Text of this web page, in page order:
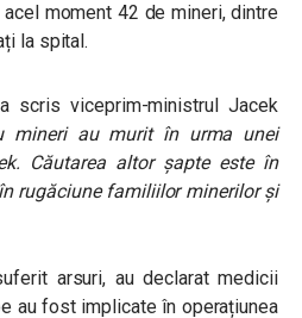
moment 42 de mineri, dintre
la spital.
scris viceprim-ministrul Jacek
mineri au murit în urma unei
Căutarea altor șapte este în
rugăciune familiilor minerilor și
arsuri, au declarat medicii
au fost implicate în operațiunea